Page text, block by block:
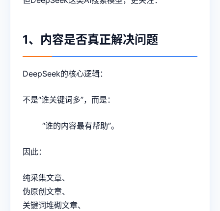
1、内容是否真正解决问题
DeepSeek的核心逻辑：
不是“谁关键词多”，而是：
“谁的内容最有帮助”。
因此：
纯采集文章、
伪原创文章、
关键词堆砌文章、